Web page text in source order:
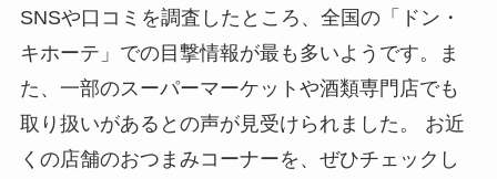
SNSや口コミを調査したところ、全国の「ドン・
キホーテ」での目撃情報が最も多いようです。ま
た、一部のスーパーマーケットや酒類専門店でも
取り扱いがあるとの声が見受けられました。 お近
くの店舗のおつまみコーナーを、ぜひチェックし